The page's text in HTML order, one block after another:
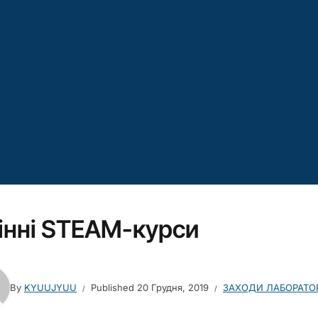
STEAM-курси
By KYUUJYUU Published 20 Грудня, 2019 ЗАХОДИ